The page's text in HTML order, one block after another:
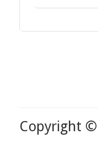
Страницы
Copyright